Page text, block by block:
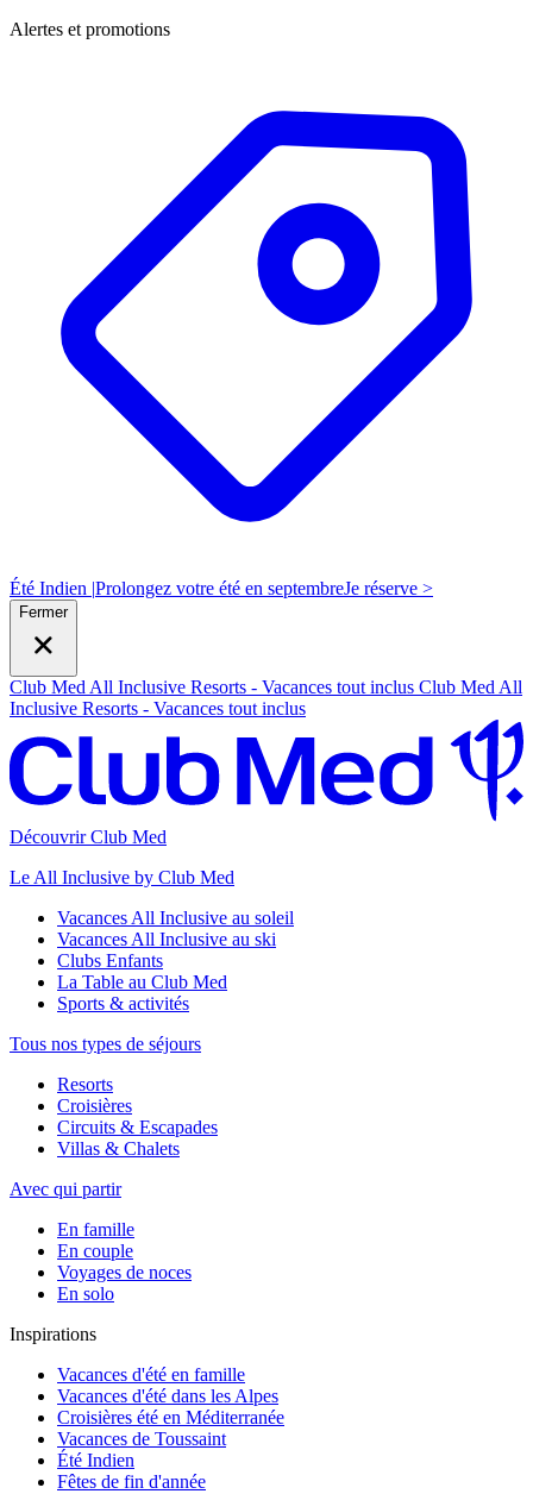
Alertes et promotions
Été Indien |Prolongez votre été en septembreJe réserve >
Fermer
Club Med All Inclusive Resorts - Vacances tout inclus Club Med All
Inclusive Resorts - Vacances tout inclus
Découvrir Club Med
Le All Inclusive by Club Med
Vacances All Inclusive au soleil
Vacances All Inclusive au ski
Clubs Enfants
La Table au Club Med
Sports & activités
Tous nos types de séjours
Resorts
Croisières
Circuits & Escapades
Villas & Chalets
Avec qui partir
En famille
En couple
Voyages de noces
En solo
Inspirations
Vacances d'été en famille
Vacances d'été dans les Alpes
Croisières été en Méditerranée
Vacances de Toussaint
Été Indien
Fêtes de fin d'année